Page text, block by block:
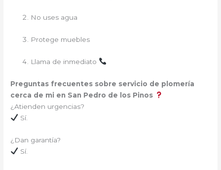
No uses agua
Protege muebles
Llama de inmediato
Preguntas frecuentes sobre servicio de plomería
cerca de mi en San Pedro de los Pinos
¿Atienden urgencias?
Sí.
¿Dan garantía?
Sí.